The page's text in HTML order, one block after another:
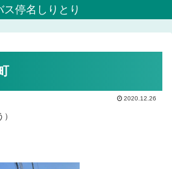
ス停名しりとり
2020.12.26